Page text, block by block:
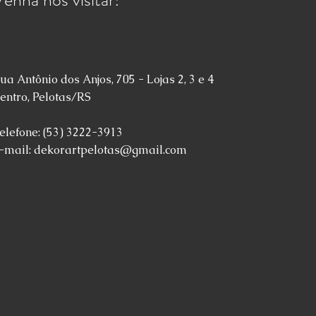
Antônio dos Anjos, 705 - Lojas 2, 3 e 4
Pelotas/RS
(53) 3222-3913
mail:dekorartpelotas@gmail.com